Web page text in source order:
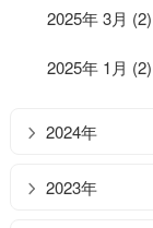
2025年 3月 (2)
2025年 1月 (2)
2024年
2023年